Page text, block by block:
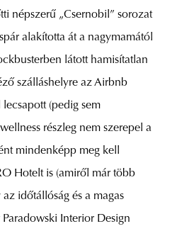
népszerű „Csernobil” sorozat
alakította át a nagymamától
látott hamisítatlan
szálláshelyre az Airbnb
(pedig sem
részleg nem szerepel a
mindenképp meg kell
Hotelt is (amiről már több
időtállóság és a magas
Interior Design